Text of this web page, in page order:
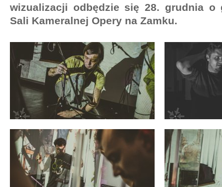
wizualizacji odbędzie się 28. grudnia o
Sali Kameralnej Opery na Zamku.